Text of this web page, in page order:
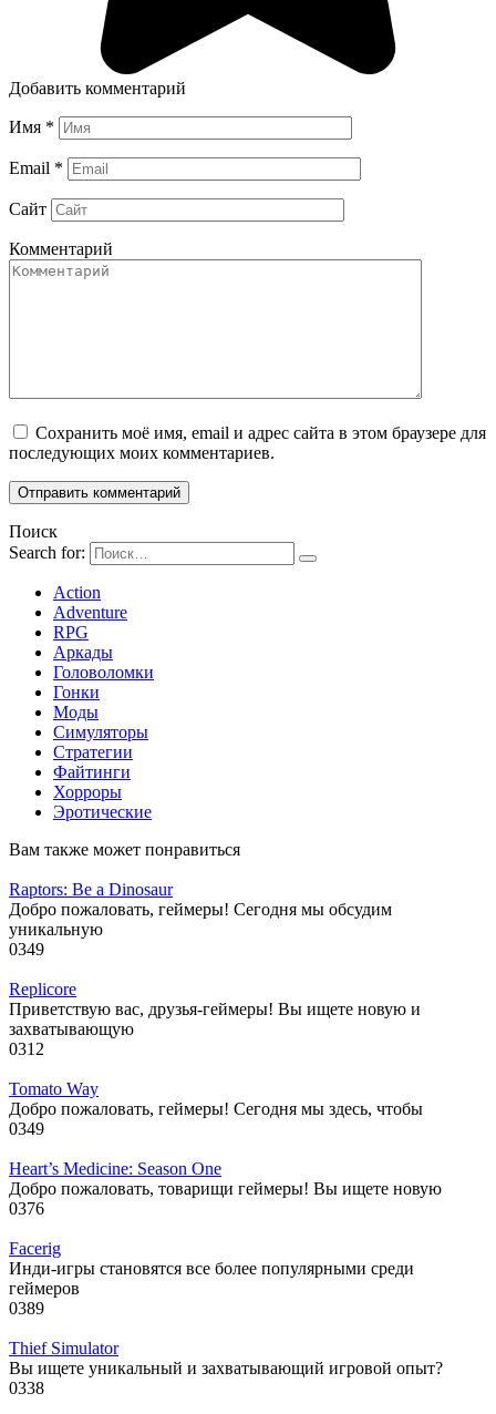
Добавить комментарий
Имя *
Email *
Сайт
Комментарий
Сохранить моё имя, email и адрес сайта в этом браузере для
последующих моих комментариев.
Поиск
Search for:
Action
Adventure
RPG
Аркады
Головоломки
Гонки
Моды
Симуляторы
Стратегии
Файтинги
Хорроры
Эротические
Вам также может понравиться
Raptors: Be a Dinosaur
Добро пожаловать, геймеры! Сегодня мы обсудим
уникальную
0349
Replicore
Приветствую вас, друзья-геймеры! Вы ищете новую и
захватывающую
0312
Tomato Way
Добро пожаловать, геймеры! Сегодня мы здесь, чтобы
0349
Heart’s Medicine: Season One
Добро пожаловать, товарищи геймеры! Вы ищете новую
0376
Facerig
Инди-игры становятся все более популярными среди
геймеров
0389
Thief Simulator
Вы ищете уникальный и захватывающий игровой опыт?
0338